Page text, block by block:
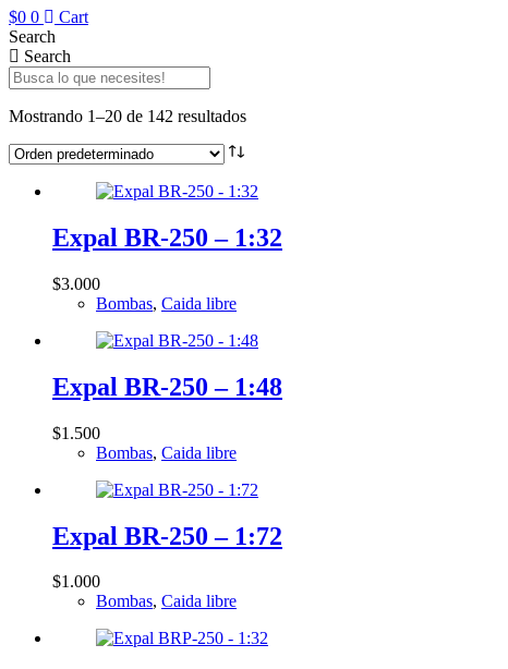
$0 0
Cart
Search
Search
Mostrando 1–20 de 142 resultados
Expal BR-250 – 1:32
$3.000
Bombas, Caida libre
Expal BR-250 – 1:48
$1.500
Bombas, Caida libre
Expal BR-250 – 1:72
$1.000
Bombas, Caida libre